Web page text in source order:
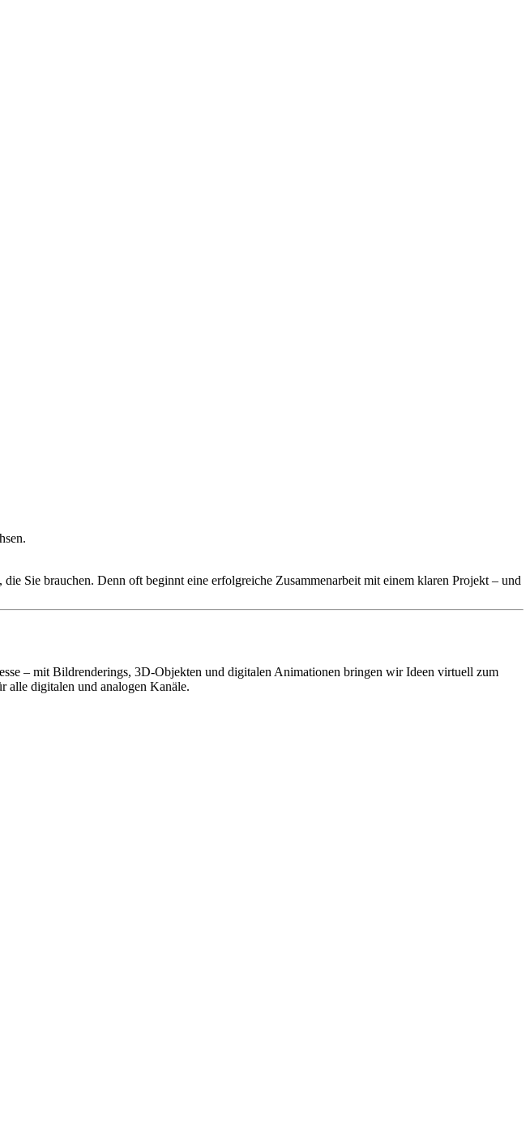
Sie brauchen. Denn oft beginnt eine erfolgreiche Zusammenarbeit mit einem klaren Projekt – und
– mit Bildrenderings, 3D-Objekten und digitalen Animationen bringen wir Ideen virtuell zum
alle digitalen und analogen Kanäle.